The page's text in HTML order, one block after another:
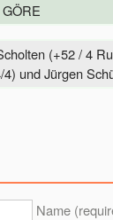
GÖRE
(+52 / 4
und Jürgen
Name